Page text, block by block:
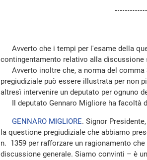
Avverto che i tempi per l'esame della
contingentamento relativo alla discussione
Avverto inoltre che, a norma del comma
pregiudiziale può essere illustrata per non
altresì intervenire un deputato per ognuno
Il deputato Gennaro Migliore ha facoltà
GENNARO MIGLIORE. Signor
la questione pregiudiziale che abbiamo
n. 1359 per rafforzare un ragionamento
discussione generale. Siamo convinti – è